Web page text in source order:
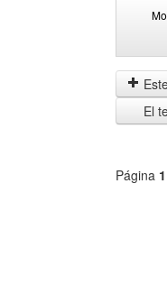
by
El
Página 1